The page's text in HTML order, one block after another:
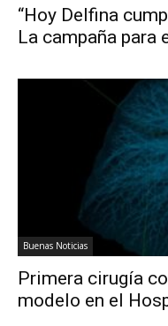
“Hoy Delfina
La campaña para
Buenas Noticias
Primera cirugía
modelo en el